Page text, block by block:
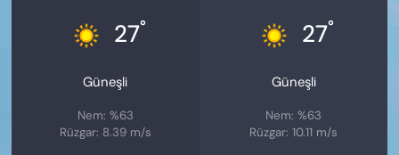
27°
Güneşli
Nem: %63
Rüzgar: 8.39 m/s
27°
Güneşli
Nem: %63
Rüzgar: 10.11 m/s